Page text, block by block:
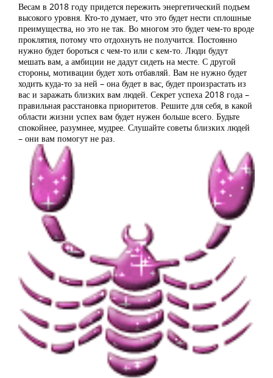
Весам в 2018 году придется пережить энергетический подъем
высокого уровня. Кто-то думает, что это будет нести сплошные
преимущества, но это не так. Во многом это будет чем-то вроде
проклятия, потому что отдохнуть не получится. Постоянно
нужно будет бороться с чем-то или с кем-то. Люди будут
мешать вам, а амбиции не дадут сидеть на месте. С другой
стороны, мотивации будет хоть отбавляй. Вам не нужно будет
ходить куда-то за ней – она будет в вас, будет произрастать из
вас и заражать близких вам людей. Секрет успеха 2018 года –
правильная расстановка приоритетов. Решите для себя, в какой
области жизни успех вам будет нужен больше всего. Будьте
спокойнее, разумнее, мудрее. Слушайте советы близких людей
– они вам помогут не раз.